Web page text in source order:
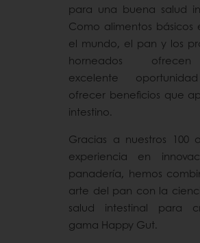
para una buena salud
Como alimentos básicos
el mundo, el pan y los
horneados
excelente
ofrecer beneficios que
intestino.
Gracias a nuestros 100
experiencia en
panadería, hemos
arte del pan con la
salud intestinal para
gama Happy Gut.